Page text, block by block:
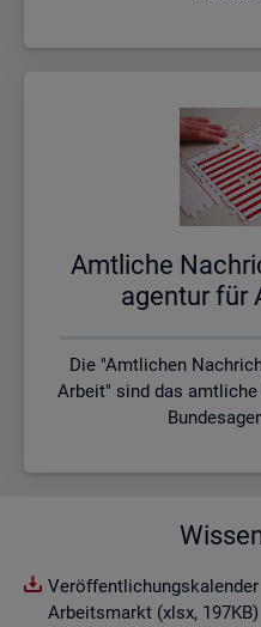
Amt­li­che
agen­tur für
Die "Amtlichen
Arbeit" sind das
Veröffentlichungskalender
Arbeitsmarkt (xlsx, 197KB)